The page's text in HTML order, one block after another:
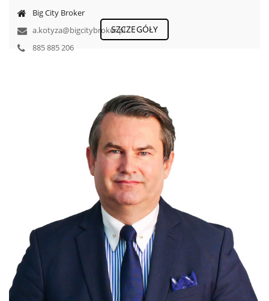
Big City Broker
a.kotyza@bigcitybroker.pl
885 885 206
SZCZEGÓŁY